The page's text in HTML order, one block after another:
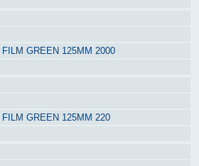
GREEN 125ММ 2000
GREEN 125ММ 220